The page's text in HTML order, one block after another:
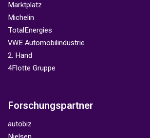
Marktplatz
Michelin
TotalEnergies
VWE Automobilindustrie
2. Hand
4Flotte Gruppe
Forschungspartner
autobiz